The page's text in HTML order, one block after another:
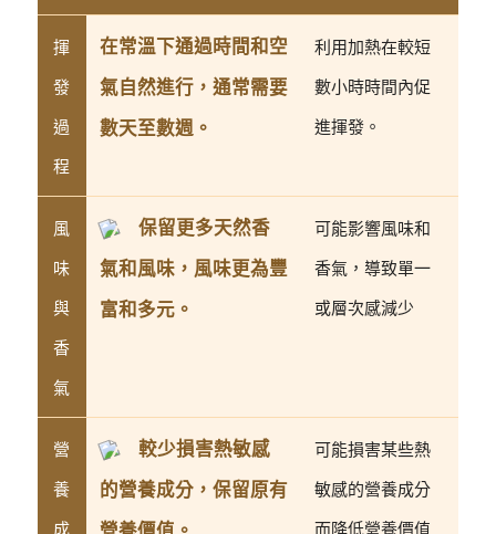
揮
發
過
程
在常溫下通過時間和空
氣自然進行，通常需要
數天至數週。
利用加熱在較短
數小時時間內促
進揮發。
風
味
與
香
氣
保留更多天然香
氣和風味，風味更為豐
富和多元。
可能影響風味和
香氣，導致單一
或層次感減少
營
養
成
較少損害熱敏感
的營養成分，保留原有
可能損害某些熱
敏感的營養成分
而降低營養價值